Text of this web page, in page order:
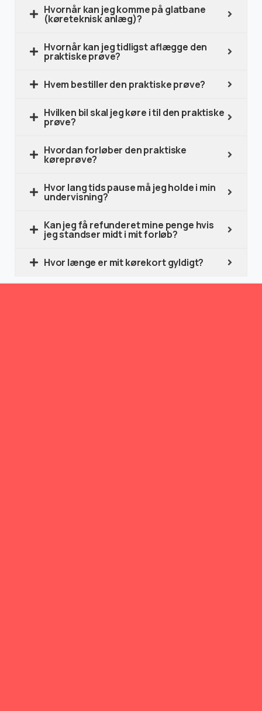
Hvornår kan jeg komme på glatbane
(køreteknisk anlæg)?
Hvornår kan jeg tidligst aflægge den
praktiske prøve?
Hvem bestiller den praktiske prøve?
Hvilken bil skal jeg køre i til den praktiske
prøve?
Hvordan forløber den praktiske
køreprøve?
Hvor lang tids pause må jeg holde i min
undervisning?
Kan jeg få refunderet mine penge hvis
jeg standser midt i mit forløb?
Hvor længe er mit kørekort gyldigt?